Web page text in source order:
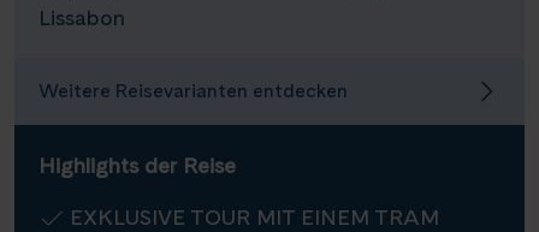
Reisekataloge
Kundenlogin
Lissabon
Weitere Reisevarianten entdecken
Highlights der Reise
EXKLUSIVE TOUR MIT EINEM TRAM